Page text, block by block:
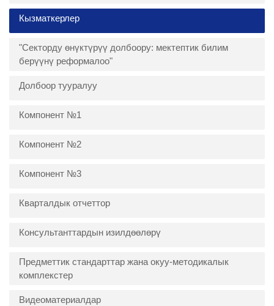
Кызматкерлер
"Секторду өнүктүрүү долбоору: мектептик билим
берүүнү реформалоо"
Долбоор тууралуу
Компонент №1
Компонент №2
Компонент №3
Кварталдык отчеттор
Консультанттардын изилдөөлөрү
Предметтик стандарттар жана окуу-методикалык
комплекстер
Видеоматериалдар